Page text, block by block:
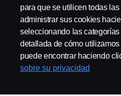
Aviso Legal Declaración
para que se utilicen todas
administrar sus cookies
seleccionando las
detallada de cómo
puede encontrar haciendo
sobre su privacidad